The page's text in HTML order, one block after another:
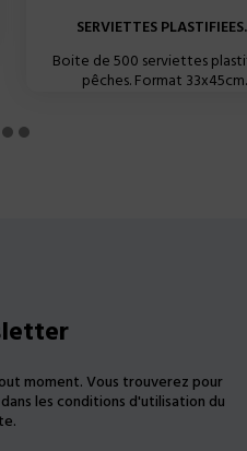
SERVIETTES
Boite de 500 serviettes
pêches. Format 33x45cm.
moment. Vous trouverez pour
les conditions d'utilisation du